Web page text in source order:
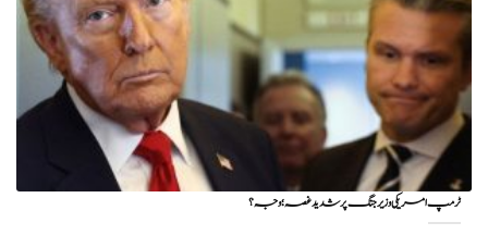
ٹرمپ امریکی وزیر جنگ پر شدید غصہ؛ وجہ ؟